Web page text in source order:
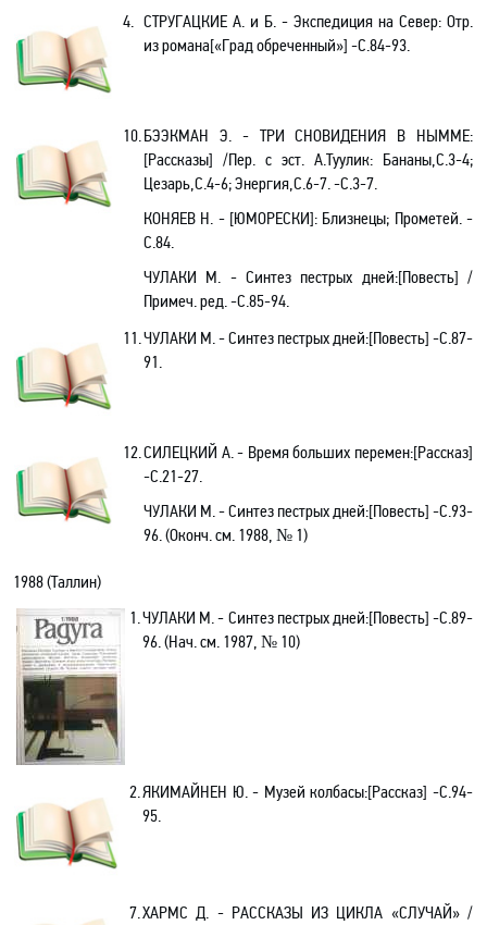
4. СТРУГАЦКИЕ А. и Б. - Экспедиция на Север: Отр.
из романа[«Град обреченный»] -C.84-93.
10.БЭЭКМАН Э. - ТРИ СНОВИДЕНИЯ В НЫММЕ:
[Рассказы] /Пер. с эст. А.Туулик: Бананы,С.3-4;
Цезарь,С.4-6; Энергия,С.6-7. -С.3-7.
КОНЯЕВ Н. - [ЮМОРЕСКИ]: Близнецы; Прометей. -
C.84.
ЧУЛАКИ М. - Синтез пестрых дней:[Повесть] /
Примеч. ред. -C.85-94.
11.ЧУЛАКИ М. - Синтез пестрых дней:[Повесть] -C.87-
91.
12.СИЛЕЦКИЙ А. - Время больших перемен:[Рассказ]
-C.21-27.
ЧУЛАКИ М. - Синтез пестрых дней:[Повесть] -C.93-
96. (Оконч. см. 1988, № 1)
1988 (Таллин)
1.ЧУЛАКИ М. - Синтез пестрых дней:[Повесть] -С.89-
96. (Нач. см. 1987, № 10)
2.ЯКИМАЙНЕН Ю. - Музей колбасы:[Рассказ] -С.94-
95.
7.ХАРМС Д. - РАССКАЗЫ ИЗ ЦИКЛА «СЛУЧАЙ» /